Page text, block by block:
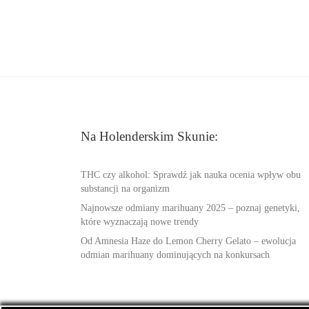
Na Holenderskim Skunie:
THC czy alkohol: Sprawdź jak nauka ocenia wpływ obu
substancji na organizm
Najnowsze odmiany marihuany 2025 – poznaj genetyki,
które wyznaczają nowe trendy
Od Amnesia Haze do Lemon Cherry Gelato – ewolucja
odmian marihuany dominujących na konkursach